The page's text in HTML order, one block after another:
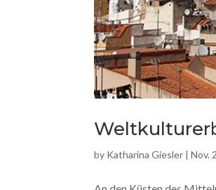
by Katharina Giesler |Nov.